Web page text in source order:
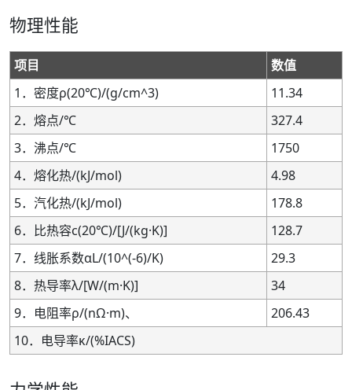
物理性能
项目
数值
1．密度ρ(20℃)/(g/cm^3)
11.34
2．熔点/℃
327.4
3．沸点/℃
1750
4．熔化热/(kJ/mol)
4.98
5．汽化热/(kJ/mol)
178.8
6．比热容c(20℃)/[J/(kg·K)]
128.7
7．线胀系数αL/(10^(-6)/K)
29.3
8．热导率λ/[W/(m·K)]
34
9．电阻率ρ/(nΩ·m)、
206.43
10．电导率κ/(%IACS)